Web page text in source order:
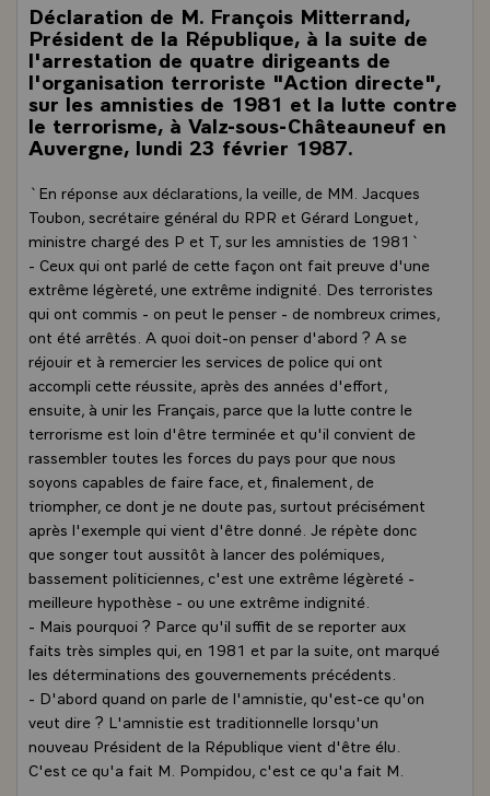
Déclaration de M. François Mitterrand,
Président de la République, à la suite de
l'arrestation de quatre dirigeants de
l'organisation terroriste "Action directe",
sur les amnisties de 1981 et la lutte contre
le terrorisme, à Valz-sous-Châteauneuf en
Auvergne, lundi 23 février 1987.
`En réponse aux déclarations, la veille, de MM. Jacques
Toubon, secrétaire général du RPR et Gérard Longuet,
ministre chargé des P et T, sur les amnisties de 1981`
- Ceux qui ont parlé de cette façon ont fait preuve d'une
extrême légèreté, une extrême indignité. Des terroristes
qui ont commis - on peut le penser - de nombreux crimes,
ont été arrêtés. A quoi doit-on penser d'abord ? A se
réjouir et à remercier les services de police qui ont
accompli cette réussite, après des années d'effort,
ensuite, à unir les Français, parce que la lutte contre le
terrorisme est loin d'être terminée et qu'il convient de
rassembler toutes les forces du pays pour que nous
soyons capables de faire face, et, finalement, de
triompher, ce dont je ne doute pas, surtout précisément
après l'exemple qui vient d'être donné. Je répète donc
que songer tout aussitôt à lancer des polémiques,
bassement politiciennes, c'est une extrême légèreté -
meilleure hypothèse - ou une extrême indignité.
- Mais pourquoi ? Parce qu'il suffit de se reporter aux
faits très simples qui, en 1981 et par la suite, ont marqué
les déterminations des gouvernements précédents.
- D'abord quand on parle de l'amnistie, qu'est-ce qu'on
veut dire ? L'amnistie est traditionnelle lorsqu'un
nouveau Président de la République vient d'être élu.
C'est ce qu'a fait M. Pompidou, c'est ce qu'a fait M.